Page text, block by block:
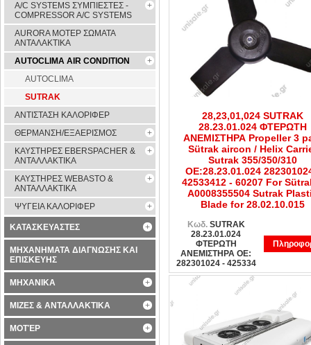
28,23,01,024 SUTRAK
28.23.01.024 ΦΤΕΡΩΤΗ
ΑΝΕΜΙΣΤΗΡΑ Propeller 3
Sütrak aircon / Helix
Sutrak 355/350/310
OE:28.23.01.024
42533412 - 60207 For
A0008355504 Sutrak
Blade for 28.02.10.015
Κωδ. SUTRAK
28.23.01.024
ΦΤΕΡΩΤΗ
ΑΝΕΜΙΣΤΗΡΑ OE:
282301024 - 425334
A/C SYSTEMS ΣΥΜΠΙΕΣΤΕΣ -
COMPRESSOR A/C SYSTEMS
AURORA ΜΟΤΕΡ ΣΩΜΑΤΑ
ΑΝΤΑΛΑΚΤΙΚΑ
AUTOCLIMA AIR CONDITION
AUTOCLIMA
SUTRAK
ΑΝΤΙΣΤΑΣΗ ΚΑΛΟΡΙΦΕΡ
ΘΕΡΜΑΝΣΗ/ΕΞΑΕΡΙΣΜΟΣ
ΚΑΥΣΤΗΡΕΣ EBERSPACHER &
ΑΝΤΑΛΛΑΚΤΙΚΑ
ΚΑΥΣΤΗΡΕΣ WEBASTO &
ΑΝΤΑΛΛΑΚΤΙΚΑ
ΨΥΓΕΙΑ ΚΑΛΟΡΙΦΕΡ
ΚΑΤΑΣΚΕΥΑΣΤΕΣ
ΜΗΧΑΝΗΜΑΤΑ ΔΙΑΓΝΩΣΗΣ ΚΑΙ
ΕΠΙΣΚΕΥΗΣ
ΜΗΧΑΝΙΚΑ
ΜΙΖΕΣ & ΑΝΤΑΛΛΑΚΤΙΚΑ
ΜΟΤΈΡ